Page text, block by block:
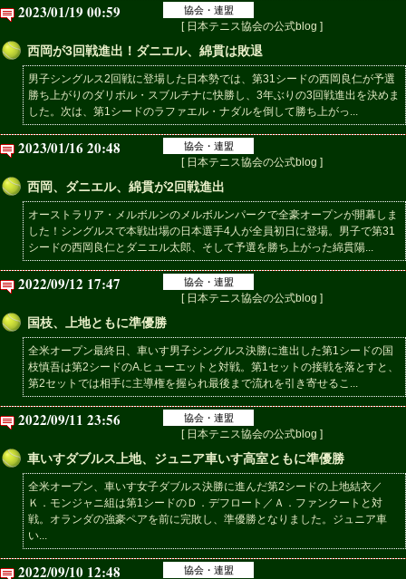
2023/01/19 00:59 協会・連盟
[ 日本テニス協会の公式blog ]
西岡が3回戦進出！ダニエル、綿貫は敗退
男子シングルス2回戦に登場した日本勢では、第31シードの西岡良仁が予選
勝ち上がりのダリボル・スブルチナに快勝し、3年ぶりの3回戦進出を決めま
した。次は、第1シードのラファエル・ナダルを倒して勝ち上がっ...
2023/01/16 20:48 協会・連盟
[ 日本テニス協会の公式blog ]
西岡、ダニエル、綿貫が2回戦進出
オーストラリア・メルボルンのメルボルンパークで全豪オープンが開幕しま
した！シングルスで本戦出場の日本選手4人が全員初日に登場。男子で第31
シードの西岡良仁とダニエル太郎、そして予選を勝ち上がった綿貫陽...
2022/09/12 17:47 協会・連盟
[ 日本テニス協会の公式blog ]
国枝、上地ともに準優勝
全米オープン最終日、車いす男子シングルス決勝に進出した第1シードの国
枝慎吾は第2シードのA.ヒューエットと対戦。第1セットの接戦を落とすと、
第2セットでは相手に主導権を握られ最後まで流れを引き寄せるこ...
2022/09/11 23:56 協会・連盟
[ 日本テニス協会の公式blog ]
車いすダブルス上地、ジュニア車いす高室ともに準優勝
全米オープン、車いす女子ダブルス決勝に進んだ第2シードの上地結衣／
Ｋ．モンジャニ組は第1シードのＤ．デフロート／Ａ．ファンクートと対
戦。オランダの強豪ペアを前に完敗し、準優勝となりました。ジュニア車
い...
2022/09/10 12:48 協会・連盟